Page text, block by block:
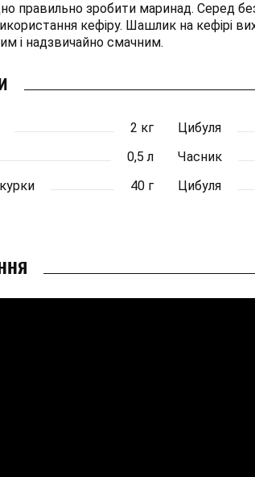
правильно зробити маринад. Серед
кефіру. Шашлик на кефірі
і надзвичайно смачним.
2 кг Цибуля
0,5 л Часник
40 г Цибуля